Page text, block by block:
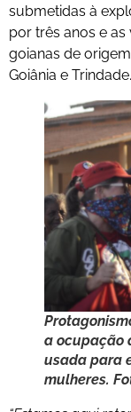
submetidas à
por três anos e
goianas de
Goiânia e Trindade.
a ocupação
usada para
mulheres.